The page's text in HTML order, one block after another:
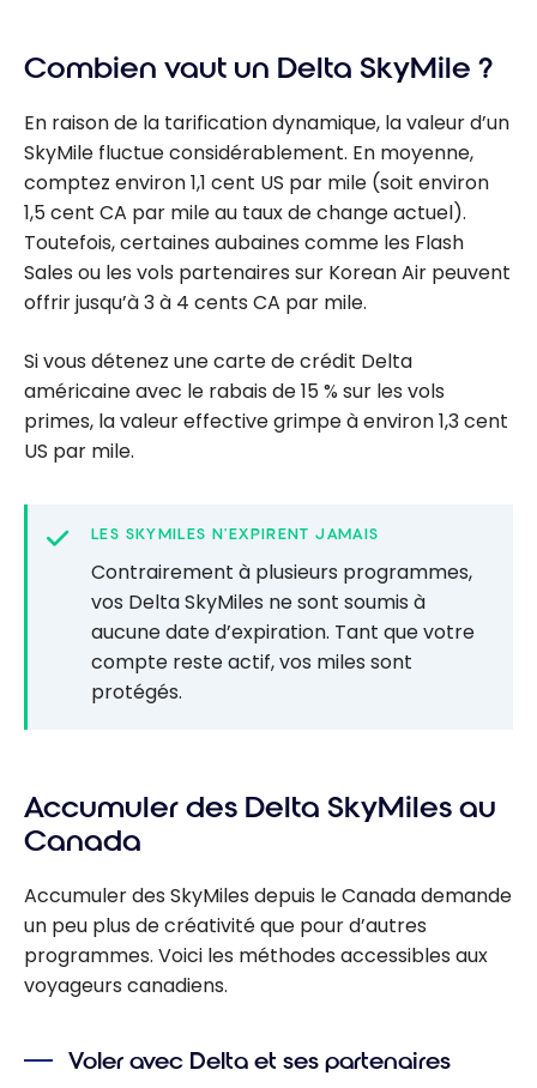
Combien vaut un Delta SkyMile ?
En raison de la tarification dynamique, la valeur d’un
SkyMile fluctue considérablement. En moyenne,
comptez environ 1,1 cent US par mile (soit environ
1,5 cent CA par mile au taux de change actuel).
Toutefois, certaines aubaines comme les Flash
Sales ou les vols partenaires sur Korean Air peuvent
offrir jusqu’à 3 à 4 cents CA par mile.
Si vous détenez une carte de crédit Delta
américaine avec le rabais de 15 % sur les vols
primes, la valeur effective grimpe à environ 1,3 cent
US par mile.
LES SKYMILES N’EXPIRENT JAMAIS
Contrairement à plusieurs programmes,
vos Delta SkyMiles ne sont soumis à
aucune date d’expiration. Tant que votre
compte reste actif, vos miles sont
protégés.
Accumuler des Delta SkyMiles au
Canada
Accumuler des SkyMiles depuis le Canada demande
un peu plus de créativité que pour d’autres
programmes. Voici les méthodes accessibles aux
voyageurs canadiens.
Voler avec Delta et ses partenaires